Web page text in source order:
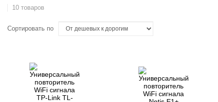
10 товаров
Сортировать по